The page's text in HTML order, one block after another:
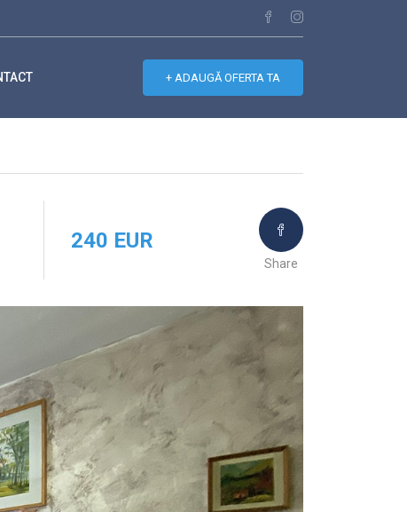
+ ADAUGĂ OFERTA TA
240 EUR
Share